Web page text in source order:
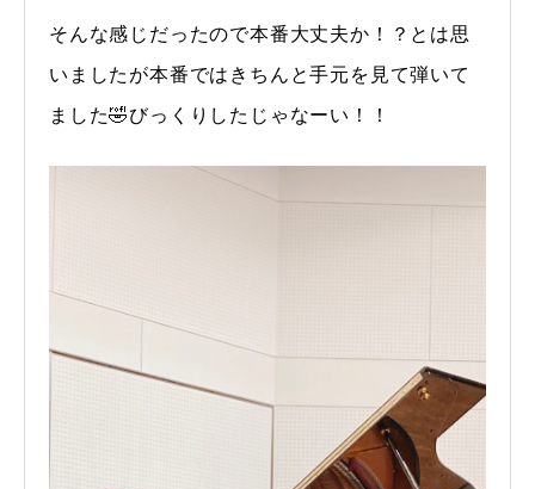
そんな感じだったので本番大丈夫か！？とは思
いましたが本番ではきちんと手元を見て弾いて
ました🤣びっくりしたじゃなーい！！